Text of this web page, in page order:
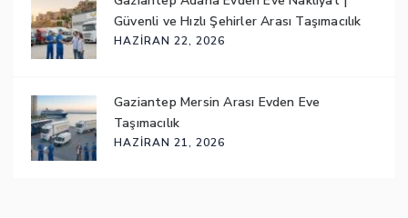
Güvenli ve Hızlı Şehirler Arası Taşımacılık
HAZIRAN 22, 2026
Gaziantep Mersin Arası Evden Eve
Taşımacılık
HAZIRAN 21, 2026